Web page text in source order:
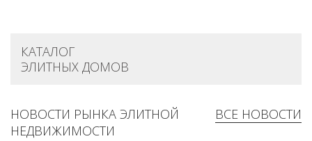
КАТАЛОГ
ЭЛИТНЫХ ДОМОВ
ВСЕ НОВОСТИ
НОВОСТИ РЫНКА ЭЛИТНОЙ
НЕДВИЖИМОСТИ